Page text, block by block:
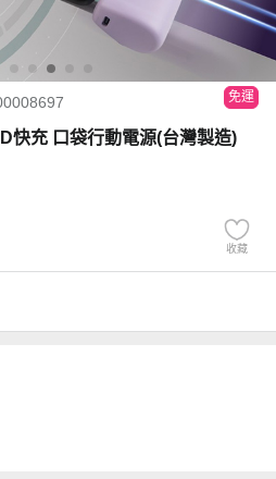
免運
快充 口袋行動電源(台灣製造)
收藏